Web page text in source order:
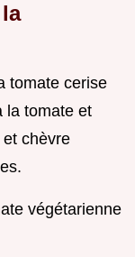
tomate cerise
la tomate et
chèvre
végétarienne